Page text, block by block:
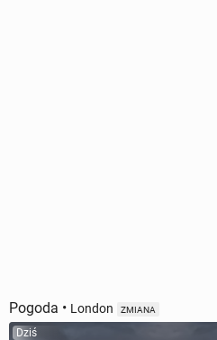
Pogoda • London ZMIANA
Dziś